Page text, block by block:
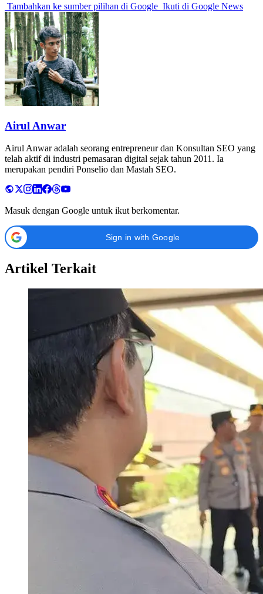
Tambahkan ke sumber pilihan di Google Ikuti di Google News
Airul Anwar
Airul Anwar adalah seorang entrepreneur dan Konsultan SEO yang
telah aktif di industri pemasaran digital sejak tahun 2011. Ia
merupakan pendiri Ponselio dan Mastah SEO.
Masuk dengan Google untuk ikut berkomentar.
Sign in with Google
Artikel Terkait